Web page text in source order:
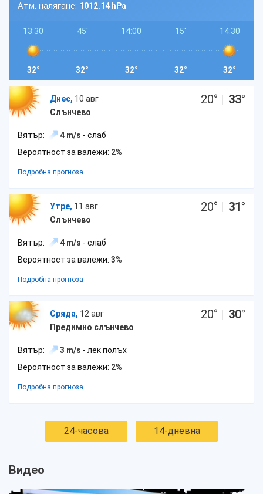
Атм. налягане: 1012.14 hPa
13:30
32°
45'
32°
14:00
32°
15'
32°
14:30
32°
Днес, 10 авг
Слънчево
20° | 33°
Вятър: 4 m/s - слаб
Вероятност за валежи: 2%
Подробна прогноза
Утре, 11 авг
Слънчево
20° | 31°
Вятър: 4 m/s - слаб
Вероятност за валежи: 3%
Подробна прогноза
Сряда, 12 авг
Предимно слънчево
20° | 30°
Вятър: 3 m/s - лек полъх
Вероятност за валежи: 2%
Подробна прогноза
24-часова 14-дневна
Видео